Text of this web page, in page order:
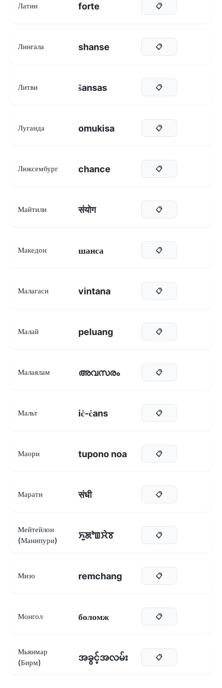
Латин forte 📋
Лингала shanse 📋
Литви šansas 📋
Луганда omukisa 📋
Люксембург chance 📋
Майтили संयोग 📋
Македон шанса 📋
Малагаси vintana 📋
Малай peluang 📋
Малаялам അവസരം 📋
Мальт iċ-ċans 📋
Маори tupono noa 📋
Марати संधी 📋
Мейтейлон
(Манипури)
ꯈꯨꯗꯣꯡꯆꯥꯕ 📋
Мизо remchang 📋
Монгол боломж 📋
Мьянмар
(Бирм)
အခွင့်အလမ်း 📋